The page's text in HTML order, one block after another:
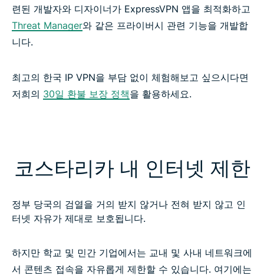
련된 개발자와 디자이너가 ExpressVPN 앱을 최적화하고
Threat Manager와 같은 프라이버시 관련 기능을 개발합
니다.
최고의 한국 IP VPN을 부담 없이 체험해보고 싶으시다면
저희의 30일 환불 보장 정책을 활용하세요.
코스타리카 내 인터넷 제한
정부 당국의 검열을 거의 받지 않거나 전혀 받지 않고 인
터넷 자유가 제대로 보호됩니다.
하지만 학교 및 민간 기업에서는 교내 및 사내 네트워크에
서 콘텐츠 접속을 자유롭게 제한할 수 있습니다. 여기에는